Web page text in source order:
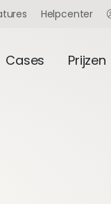
Helpcenter
Cases Prijzen